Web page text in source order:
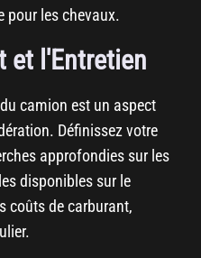
pour les chevaux.
et l'Entretien
camion est un aspect
Définissez votre
approfondies sur les
disponibles sur le
coûts de carburant,